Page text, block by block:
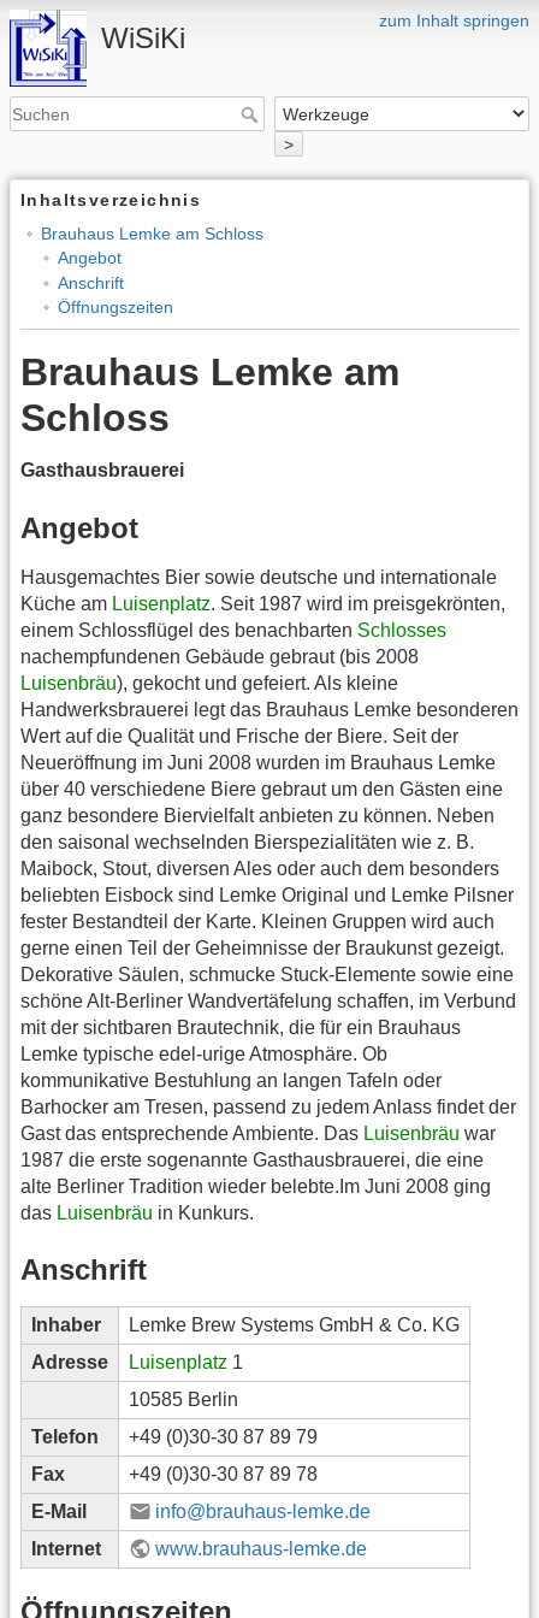
zum Inhalt springen
WiSiKi
>
Inhaltsverzeichnis
Brauhaus Lemke am Schloss
Angebot
Anschrift
Öffnungszeiten
Brauhaus Lemke am
Schloss
Gasthausbrauerei
Angebot
Hausgemachtes Bier sowie deutsche und internationale
Küche am Luisenplatz. Seit 1987 wird im preisgekrönten,
einem Schlossflügel des benachbarten Schlosses
nachempfundenen Gebäude gebraut (bis 2008
Luisenbräu), gekocht und gefeiert. Als kleine
Handwerksbrauerei legt das Brauhaus Lemke besonderen
Wert auf die Qualität und Frische der Biere. Seit der
Neueröffnung im Juni 2008 wurden im Brauhaus Lemke
über 40 verschiedene Biere gebraut um den Gästen eine
ganz besondere Biervielfalt anbieten zu können. Neben
den saisonal wechselnden Bierspezialitäten wie z. B.
Maibock, Stout, diversen Ales oder auch dem besonders
beliebten Eisbock sind Lemke Original und Lemke Pilsner
fester Bestandteil der Karte. Kleinen Gruppen wird auch
gerne einen Teil der Geheimnisse der Braukunst gezeigt.
Dekorative Säulen, schmucke Stuck-Elemente sowie eine
schöne Alt-Berliner Wandvertäfelung schaffen, im Verbund
mit der sichtbaren Brautechnik, die für ein Brauhaus
Lemke typische edel-urige Atmosphäre. Ob
kommunikative Bestuhlung an langen Tafeln oder
Barhocker am Tresen, passend zu jedem Anlass findet der
Gast das entsprechende Ambiente. Das Luisenbräu war
1987 die erste sogenannte Gasthausbrauerei, die eine
alte Berliner Tradition wieder belebte.Im Juni 2008 ging
das Luisenbräu in Kunkurs.
Anschrift
Inhaber
Lemke Brew Systems GmbH & Co. KG
Adresse
Luisenplatz 1
10585 Berlin
Telefon
+49 (0)30-30 87 89 79
Fax
+49 (0)30-30 87 89 78
E-Mail
info@brauhaus-lemke.de
Internet
www.brauhaus-lemke.de